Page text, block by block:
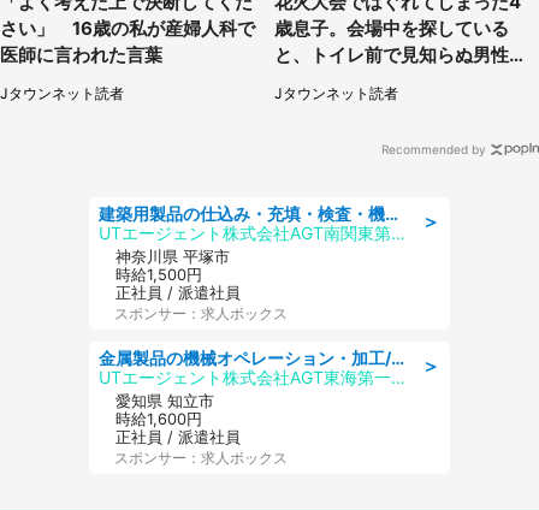
さい」 16歳の私が産婦人科で
医師に言われた言葉
Jタウンネット読者
歳息子。会場中を探している
と、トイレ前で見知らぬ男性に
（東京都・女性）
Jタウンネット読者
Recommended by
＞
建築用製品の仕込み・充填・検査・機械操作/寮完備/日払い/工場・製造
UTエージェント株式会社AGT南関東第二CU
神奈川県 平塚市
時給1,500円
正社員 / 派遣社員
スポンサー：求人ボックス
＞
金属製品の機械オペレーション・加工/寮完備/日払い/工場・製造
UTエージェント株式会社AGT東海第一CU
愛知県 知立市
時給1,600円
正社員 / 派遣社員
スポンサー：求人ボックス